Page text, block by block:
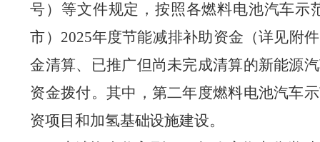
号）等文件规定 ， 按照各燃料电池汽车示
市） 2025年度节能减排补助资金（详见附
金清算、已推广但尚未完成清算的新能源
资金拨付。 其中，第二年度燃料电池汽车
资项目和加氢基础设施建设。